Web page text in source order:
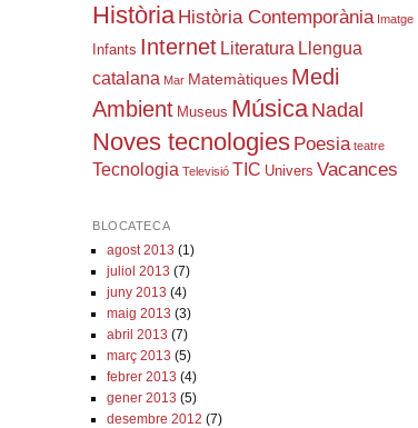
Història Història Contemporània Imatge
Infants Internet Literatura Llengua
catalana Mar Matemàtiques Medi
Ambient Museus MúsicaNadal
Noves tecnologies Poesia teatre
Tecnologia Televisió TIC Univers Vacances
BLOCATECA
agost 2013 (1)
juliol 2013 (7)
juny 2013 (4)
maig 2013 (3)
abril 2013 (7)
març 2013 (5)
febrer 2013 (4)
gener 2013 (5)
desembre 2012 (7)